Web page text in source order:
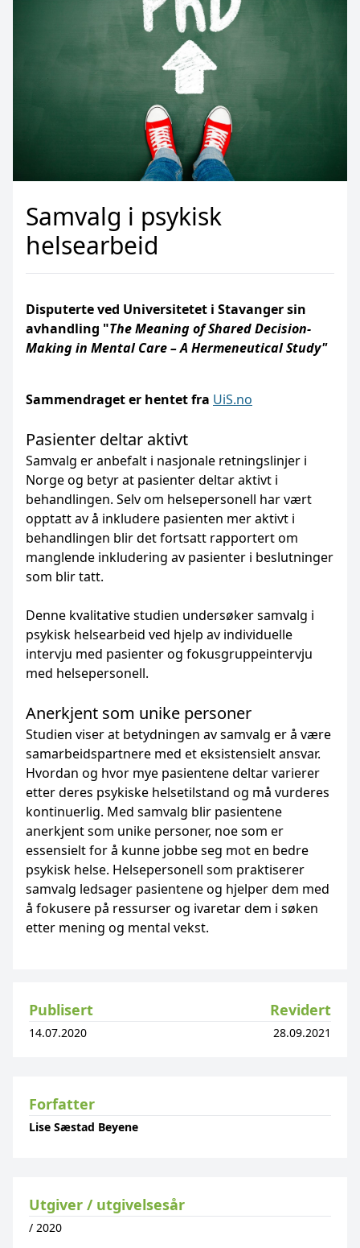
Samvalg i psykisk
helsearbeid
Disputerte ved Universitetet i Stavanger sin
avhandling "The Meaning of Shared Decision-
Making in Mental Care – A Hermeneutical Study"
Sammendraget er hentet fra UiS.no
Pasienter deltar aktivt
Samvalg er anbefalt i nasjonale retningslinjer i
Norge og betyr at pasienter deltar aktivt i
behandlingen. Selv om helsepersonell har vært
opptatt av å inkludere pasienten mer aktivt i
behandlingen blir det fortsatt rapportert om
manglende inkludering av pasienter i beslutninger
som blir tatt.
Denne kvalitative studien undersøker samvalg i
psykisk helsearbeid ved hjelp av individuelle
intervju med pasienter og fokusgruppeintervju
med helsepersonell.
Anerkjent som unike personer
Studien viser at betydningen av samvalg er å være
samarbeidspartnere med et eksistensielt ansvar.
Hvordan og hvor mye pasientene deltar varierer
etter deres psykiske helsetilstand og må vurderes
kontinuerlig. Med samvalg blir pasientene
anerkjent som unike personer, noe som er
essensielt for å kunne jobbe seg mot en bedre
psykisk helse. Helsepersonell som praktiserer
samvalg ledsager pasientene og hjelper dem med
å fokusere på ressurser og ivaretar dem i søken
etter mening og mental vekst.
Publisert Revidert
14.07.2020 28.09.2021
Forfatter
Lise Sæstad Beyene
Utgiver / utgivelsesår
/ 2020